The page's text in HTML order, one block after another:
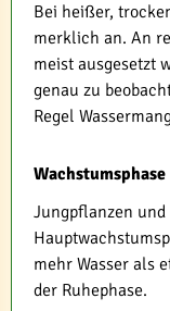
Bei heißer,
merklich an. An
meist ausgesetzt
genau zu
Regel
Wachstumsphase
Jungpflanzen
mehr Wasser als
der Ruhephase.